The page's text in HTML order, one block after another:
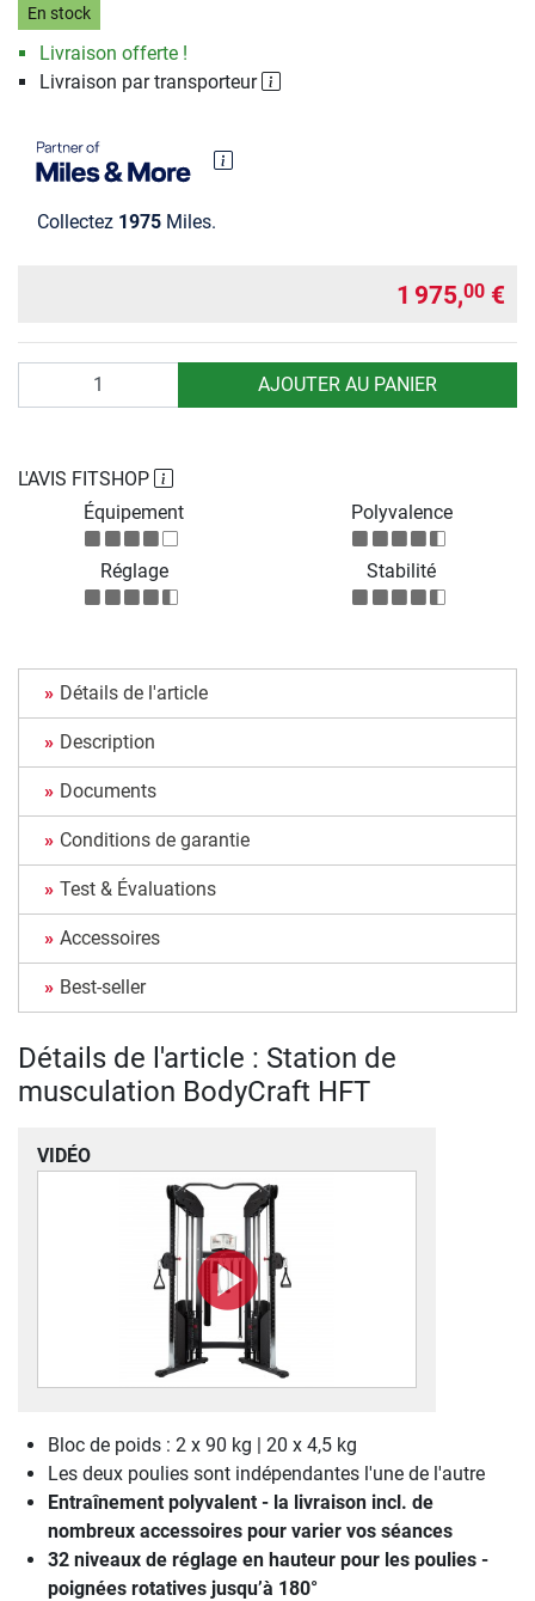
En stock
Livraison offerte !
Livraison par transporteur
Collectez 1975 Miles.
1 975,00 €
AJOUTER AU PANIER
L'AVIS FITSHOP
Équipement
Polyvalence
Réglage Stabilité
Détails de l'article
Description
Documents
Conditions de garantie
Test & Évaluations
Accessoires
Best-seller
Détails de l'article : Station de
musculation BodyCraft HFT
VIDÉO
Bloc de poids : 2 x 90 kg | 20 x 4,5 kg
Les deux poulies sont indépendantes l'une de l'autre
Entraînement polyvalent - la livraison incl. de
nombreux accessoires pour varier vos séances
32 niveaux de réglage en hauteur pour les poulies -
poignées rotatives jusqu’à 180°